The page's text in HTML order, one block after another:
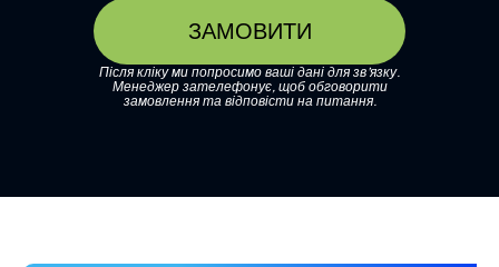
ЗАМОВИТИ
Після кліку ми попросимо ваші дані для зв’язку.
Менеджер зателефонує, щоб обговорити
замовлення та відповісти на питання.